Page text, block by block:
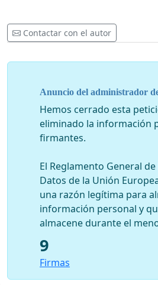
Contactar con el autor
Anuncio del administrador
Hemos cerrado esta
eliminado la información
firmantes.
El Reglamento General
Datos de la Unión
una razón legítima para
información personal y
almacene durante el
9
Firmas